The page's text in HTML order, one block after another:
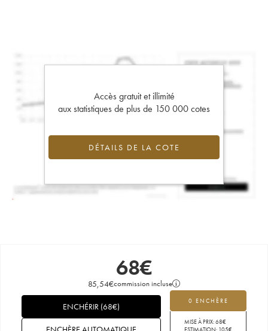
Accès gratuit et illimité
aux statistiques de plus de 150 000 cotes
DÉTAILS DE LA COTE
68€
85,54€commission incluse
0 ENCHÈRE
MISE À PRIX:68€
ESTIMATION: 105€
ENCHÉRIR (68€)